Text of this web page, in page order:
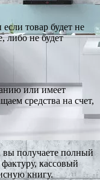
товар будет не
либо не будет
или имеет
средства на счет,
получаете полный
кассовый
книгу.